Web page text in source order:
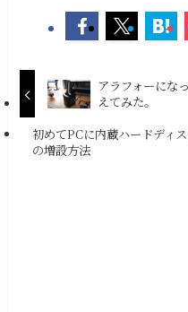
アラフォーにな
えてみた。
初めてPCに内蔵ハードディ
の増設方法